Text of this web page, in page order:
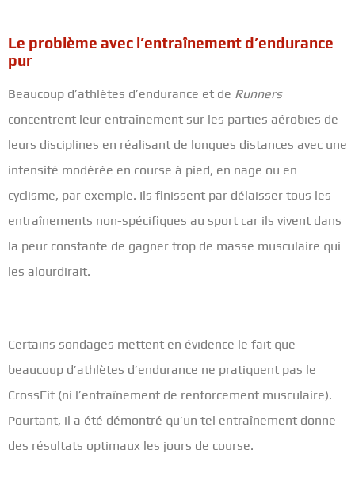
Le problème avec l’entraînement d’endurance
pur
Beaucoup d’athlètes d’endurance et de Runners
concentrent leur entraînement sur les parties aérobies de
leurs disciplines en réalisant de longues distances avec une
intensité modérée en course à pied, en nage ou en
cyclisme, par exemple. Ils finissent par délaisser tous les
entraînements non-spécifiques au sport car ils vivent dans
la peur constante de gagner trop de masse musculaire qui
les alourdirait.
Certains sondages mettent en évidence le fait que
beaucoup d’athlètes d’endurance ne pratiquent pas le
CrossFit (ni l’entraînement de renforcement musculaire).
Pourtant, il a été démontré qu’un tel entraînement donne
des résultats optimaux les jours de course.